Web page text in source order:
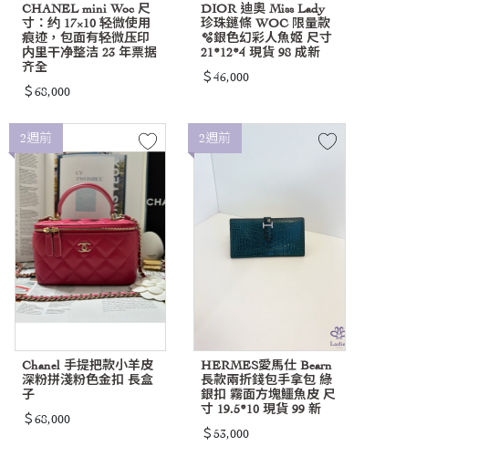
CHANEL mini Woc 尺
寸：约 17×10 轻微使用
痕迹，包面有轻微压印
内里干净整洁 23 年票据
齐全
＄68,000
DIOR 迪奧 Miss Lady
珍珠鏈條 WOC 限量款
🫧銀色幻彩人魚姬 尺寸
21*12*4 現貨 98 成新
＄46,000
2週前
Chanel 手提把款小羊皮
深粉拼淺粉色金扣 長盒
子
＄68,000
2週前
HERMES愛馬仕 Bearn
長款兩折錢包手拿包 綠
銀扣 霧面方塊鱷魚皮 尺
寸 19.5*10 現貨 99 新
＄53,000